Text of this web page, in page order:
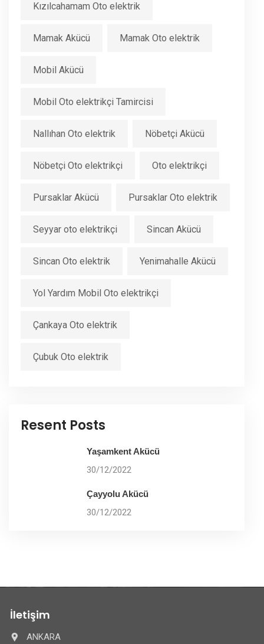
Kızılcahamam Oto elektrik
Mamak Akücü Mamak Oto elektrik
Mobil Akücü
Mobil Oto elektrikçi Tamircisi
Nallıhan Oto elektrik Nöbetçi Akücü
Nöbetçi Oto elektrikçi Oto elektrikçi
Pursaklar Akücü Pursaklar Oto elektrik
Seyyar oto elektrikçi Sincan Akücü
Sincan Oto elektrik Yenimahalle Akücü
Yol Yardım Mobil Oto elektrikçi
Çankaya Oto elektrik
Çubuk Oto elektrik
Resent Posts
Yaşamkent Akücü
30/12/2022
Çayyolu Akücü
30/12/2022
İletişim
ANKARA